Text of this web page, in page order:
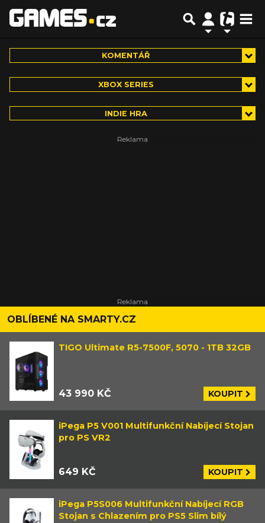
KOMENTÁŘ
XBOX SERIES
INDIE HRA
OBLÍBENÉ NA SMARTY.CZ
TIGO Ultimate R5-7500F, 5070 - 1TB 32GB
43 990 KČ KOUPIT
iPega P5 V001 Multifunkční Nabíjecí Stojan
pro PS VR2
649 KČ KOUPIT
iPega P5S006 Multifunkční Nabíjecí RGB
Stojan s Chlazením pro PS5 Slim bílý